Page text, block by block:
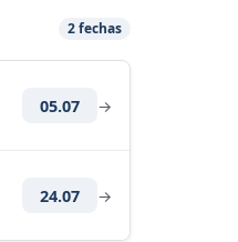
2 fechas
05.07 →
24.07 →